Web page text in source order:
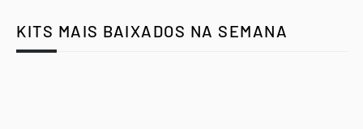
KITS MAIS BAIXADOS NA SEMANA